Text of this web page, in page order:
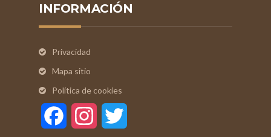
INFORMACIÓN
Privacidad
Mapa sitio
Política de cookies
FacebookInstagram